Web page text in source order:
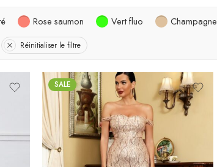
Rose saumon Vert fluo Champagne
Réinitialiser le filtre
SALE